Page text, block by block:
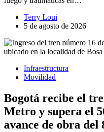
Terry Loui
5 de agosto de 2026
Infraestructura
Movilidad
Bogotá recibe el
Metro y supera el
avance de obra del